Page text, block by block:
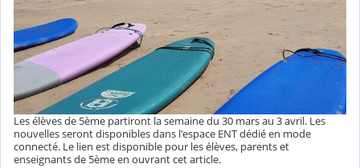
Les élèves de 5ème partiront la semaine du 30 mars au 3 avril. Les
nouvelles seront disponibles dans l'espace ENT dédié en mode
connecté. Le lien est disponible pour les élèves, parents et
enseignants de 5ème en ouvrant cet article.